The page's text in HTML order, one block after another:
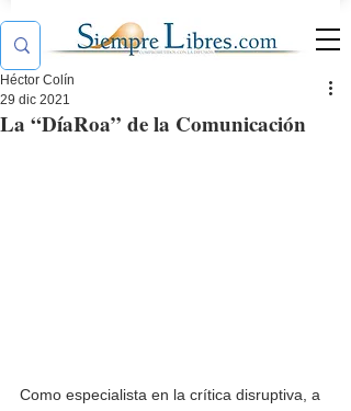
La “DíaRoa” de la Comunicación
Héctor Colín
29 dic 2021
Como especialista en la crítica disruptiva, a